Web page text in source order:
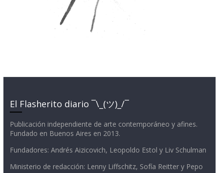
El Flasherito diario ¯\_(ツ)_/¯
Publicación independiente de arte contemporáneo y afines.
Fundado en Buenos Aires en 2013.
Fundadores: Andrés Aizicovich, Leopoldo Estol y Liv Schulman
Ministerio de redacción: Lenny Liffschitz, Sofía Reitter y Pepo